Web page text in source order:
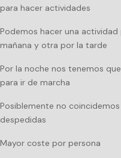
para hacer actividades
Podemos hacer una actividad
mañana y otra por la tarde
Por la noche nos tenemos
para ir de marcha
Posiblemente no
despedidas
Mayor coste por persona